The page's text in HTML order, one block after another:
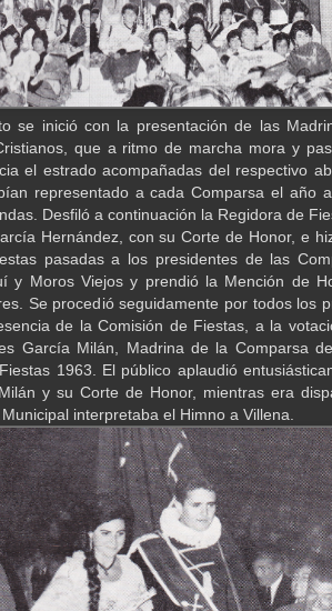
se inició con la presentación de las
que a ritmo de marcha mora y
el estrado acompañadas del respectivo
representado a cada Comparsa el año
Desfiló a continuación la Regidora de
Hernández, con su Corte de Honor, e
pasadas a los presidentes de las
y Moros Viejos y prendió la Mención de
Se procedió seguidamente por todos los
de la Comisión de Fiestas, a la
García Milán, Madrina de la Comparsa
1963. El público aplaudió
y su Corte de Honor, mientras era
interpretaba el Himno a Villena.